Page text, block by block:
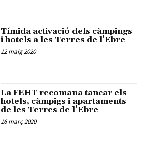
Tímida activació dels càmpings
i hotels a les Terres de l’Ebre
12 maig 2020
La FEHT recomana tancar els
hotels, càmpigs i apartaments
de les Terres de l’Ebre
16 març 2020